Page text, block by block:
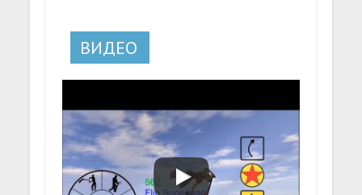
ВИДЕО